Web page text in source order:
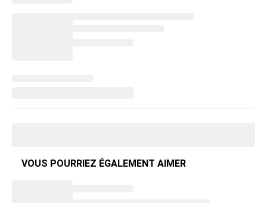
VOUS POURRIEZ ÉGALEMENT AIMER